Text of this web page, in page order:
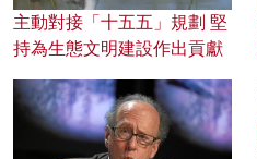
主動對接「十五五」規劃 堅
持為生態文明建設作出貢獻